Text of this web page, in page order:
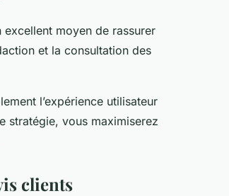
moyen de rassurer
et la consultation des
l’expérience utilisateur
stratégie, vous maximiserez
clients